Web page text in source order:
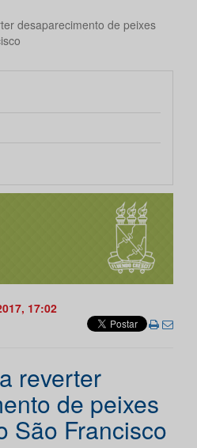
desaparecimento de peixes
17:02
reverter
de peixes
São Francisco